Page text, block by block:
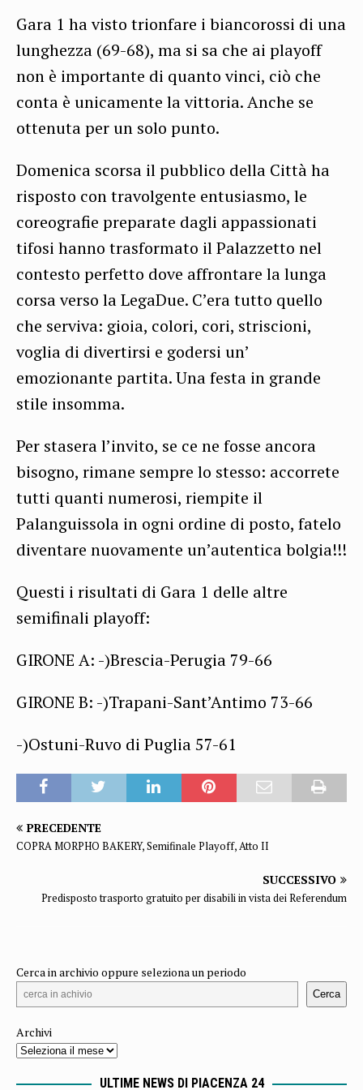
Gara 1 ha visto trionfare i biancorossi di una
lunghezza (69-68), ma si sa che ai playoff
non è importante di quanto vinci, ciò che
conta è unicamente la vittoria. Anche se
ottenuta per un solo punto.
Domenica scorsa il pubblico della Città ha
risposto con travolgente entusiasmo, le
coreografie preparate dagli appassionati
tifosi hanno trasformato il Palazzetto nel
contesto perfetto dove affrontare la lunga
corsa verso la LegaDue. C’era tutto quello
che serviva: gioia, colori, cori, striscioni,
voglia di divertirsi e godersi un’
emozionante partita. Una festa in grande
stile insomma.
Per stasera l’invito, se ce ne fosse ancora
bisogno, rimane sempre lo stesso: accorrete
tutti quanti numerosi, riempite il
Palanguissola in ogni ordine di posto, fatelo
diventare nuovamente un’autentica bolgia!!!
Questi i risultati di Gara 1 delle altre
semifinali playoff:
GIRONE A: -)Brescia-Perugia 79-66
GIRONE B: -)Trapani-Sant’Antimo 73-66
-)Ostuni-Ruvo di Puglia 57-61
PRECEDENTE
COPRA MORPHO BAKERY, Semifinale Playoff, Atto II
SUCCESSIVO
Predisposto trasporto gratuito per disabili in vista dei Referendum
Cerca in archivio oppure seleziona un periodo
Cerca
Archivi
ULTIME NEWS DI PIACENZA 24